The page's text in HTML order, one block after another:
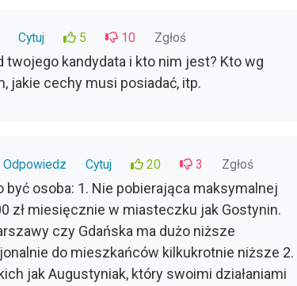
Cytuj 5 10 Zgłoś
kandydata i kto nim jest? Kto wg
jakie cechy musi posiadać, itp.
Odpowiedz Cytuj 20 3 Zgłoś
być osoba: 1. Nie pobierająca maksymalnej
zł miesięcznie w miasteczku jak Gostynin.
czy Gdańska ma dużo niższe
do mieszkańców kilkukrotnie niższe 2.
jak Augustyniak, który swoimi działaniami